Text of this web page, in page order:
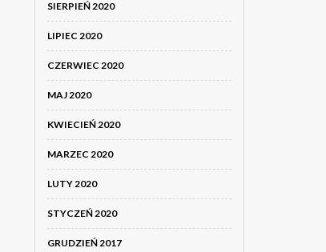
SIERPIEŃ 2020
LIPIEC 2020
CZERWIEC 2020
MAJ 2020
KWIECIEŃ 2020
MARZEC 2020
LUTY 2020
STYCZEŃ 2020
GRUDZIEŃ 2017